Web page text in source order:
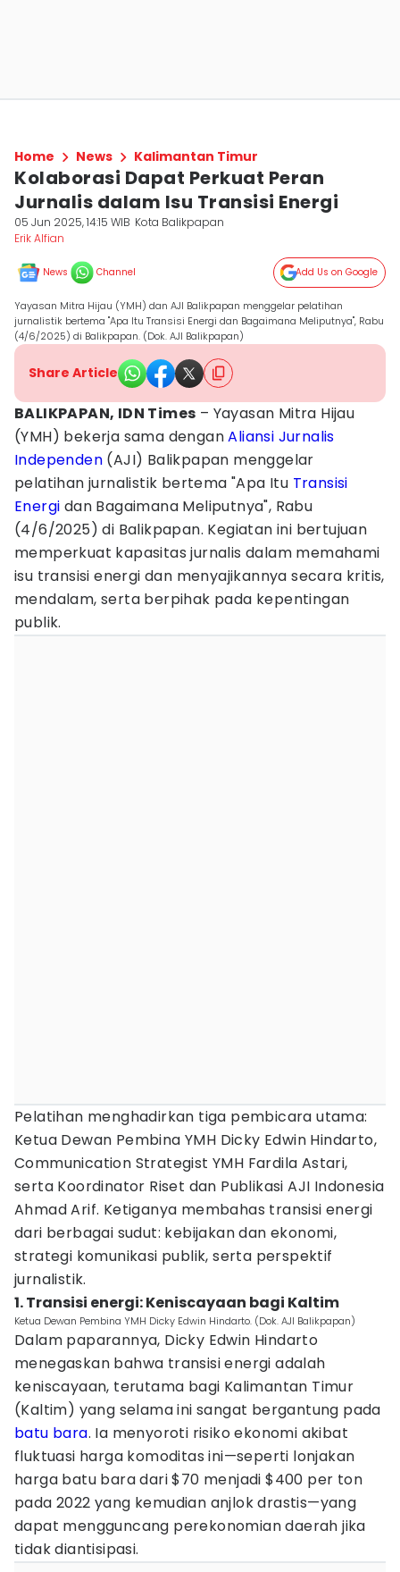
Home News Kalimantan Timur
Kolaborasi Dapat Perkuat Peran
Jurnalis dalam Isu Transisi Energi
05 Jun 2025, 14:15 WIB Kota Balikpapan
Erik Alfian
News Channel Add Us on Google
Yayasan Mitra Hijau (YMH) dan AJI Balikpapan menggelar pelatihan
jurnalistik bertema "Apa Itu Transisi Energi dan Bagaimana Meliputnya", Rabu
(4/6/2025) di Balikpapan. (Dok. AJI Balikpapan)
Share Article
BALIKPAPAN, IDN Times – Yayasan Mitra Hijau
(YMH) bekerja sama denganAliansi Jurnalis
Independen (AJI) Balikpapan menggelar
pelatihan jurnalistik bertema "Apa Itu Transisi
Energi dan Bagaimana Meliputnya", Rabu
(4/6/2025) di Balikpapan. Kegiatan ini bertujuan
memperkuat kapasitas jurnalis dalam memahami
isu transisi energi dan menyajikannya secara kritis,
mendalam, serta berpihak pada kepentingan
publik.
Pelatihan menghadirkan tiga pembicara utama:
Ketua Dewan Pembina YMH Dicky Edwin Hindarto,
Communication Strategist YMH Fardila Astari,
serta Koordinator Riset dan Publikasi AJI Indonesia
Ahmad Arif. Ketiganya membahas transisi energi
dari berbagai sudut: kebijakan dan ekonomi,
strategi komunikasi publik, serta perspektif
jurnalistik.
1. Transisi energi: Keniscayaan bagi Kaltim
Ketua Dewan Pembina YMH Dicky Edwin Hindarto. (Dok. AJI Balikpapan)
Dalam paparannya, Dicky Edwin Hindarto
menegaskan bahwa transisi energi adalah
keniscayaan, terutama bagi Kalimantan Timur
(Kaltim) yang selama ini sangat bergantung pada
batu bara. Ia menyoroti risiko ekonomi akibat
fluktuasi harga komoditas ini—seperti lonjakan
harga batu bara dari $70 menjadi $400 per ton
pada 2022 yang kemudian anjlok drastis—yang
dapat mengguncang perekonomian daerah jika
tidak diantisipasi.